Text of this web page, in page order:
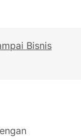
Bisnis